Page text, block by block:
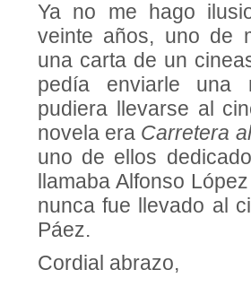
Ya no me hago
veinte años, uno de
una carta de un
pedía enviarle una
pudiera llevarse al
novela era Carretera
uno de ellos
llamaba Alfonso
nunca fue llevado al
Páez.
Cordial abrazo,